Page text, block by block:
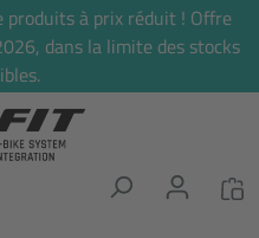
produits à prix réduit ! Offre
dans la limite des stocks